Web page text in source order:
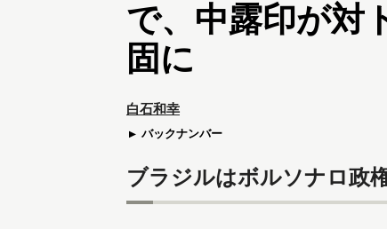
で、中露印が対
固に
白石和幸
バックナンバー
ブラジルはボルソナロ政